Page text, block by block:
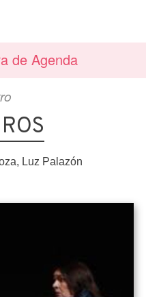
de Agenda
, Luz Palazón